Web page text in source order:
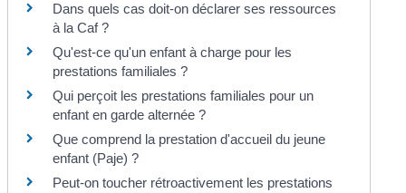
Dans quels cas doit-on déclarer ses ressources
à la Caf ?
Qu'est-ce qu'un enfant à charge pour les
prestations familiales ?
Qui perçoit les prestations familiales pour un
enfant en garde alternée ?
Que comprend la prestation d'accueil du jeune
enfant (Paje) ?
Peut-on toucher rétroactivement les prestations